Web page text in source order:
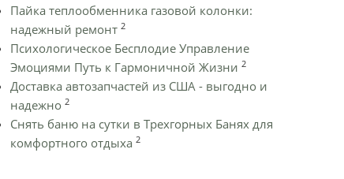
Пайка теплообменника газовой колонки:
надежный ремонт 2
Психологическое Бесплодие Управление
Эмоциями Путь к Гармоничной Жизни 2
Доставка автозапчастей из США - выгодно и
надежно 2
Снять баню на сутки в Трехгорных Банях для
комфортного отдыха 2